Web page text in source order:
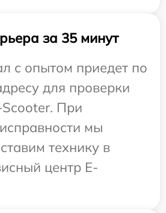
за 35 минут
с опытом приедет по
для проверки
Scooter. При
мы
технику в
центр E-